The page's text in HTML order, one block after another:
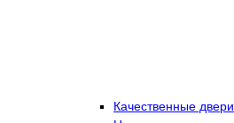
Качественные двери